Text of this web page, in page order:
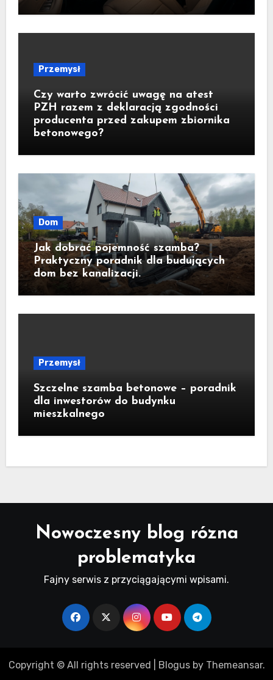
Przemysł
Czy warto zwrócić uwagę na atest
PZH razem z deklaracją zgodności
producenta przed zakupem zbiornika
betonowego?
Dom
Jak dobrać pojemność szamba?
Praktyczny poradnik dla budujących
dom bez kanalizacji.
Przemysł
Szczelne szamba betonowe – poradnik
dla inwestorów do budynku
mieszkalnego
Nowoczesny blog rózna
problematyka
Fajny serwis z przyciągającymi wpisami.
Copyright © All rights reserved Blogusby Themeansar.